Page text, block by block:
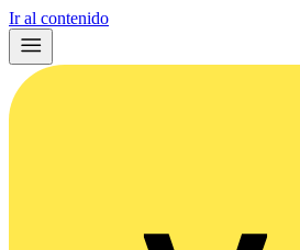
Ir al contenido